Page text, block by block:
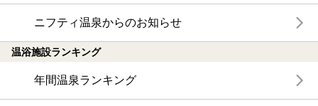
ニフティ温泉からのお知らせ
温浴施設ランキング
年間温泉ランキング